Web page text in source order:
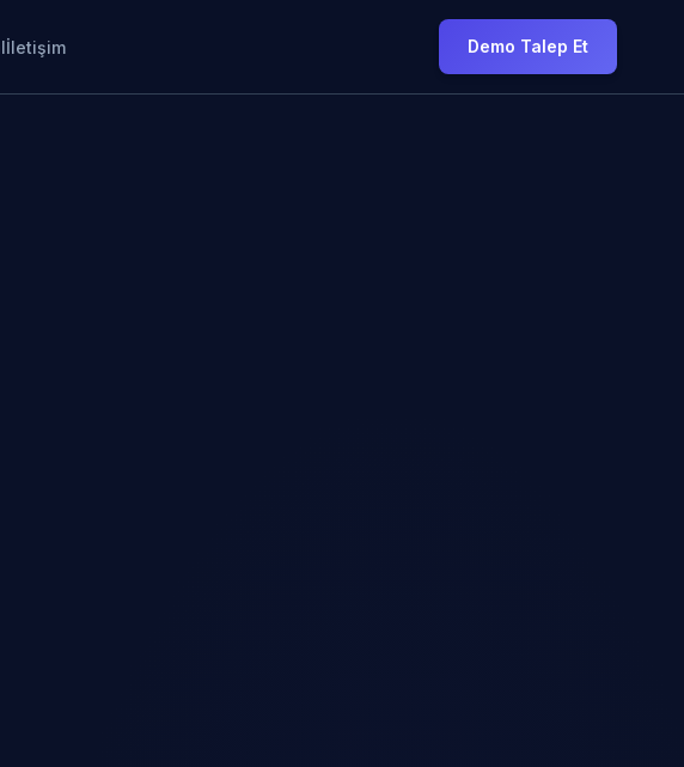
İletişim Demo Talep Et